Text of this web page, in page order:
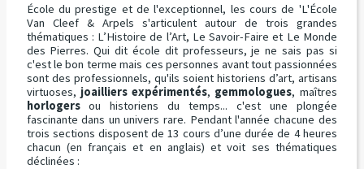
École du prestige et de l'exceptionnel, les cours de 'L'École
Van Cleef & Arpels s'articulent autour de trois grandes
thématiques : L’Histoire de l’Art, Le Savoir-Faire et Le Monde
des Pierres. Qui dit école dit professeurs, je ne sais pas si
c'est le bon terme mais ces personnes avant tout passionnées
sont des professionnels, qu'ils soient historiens d’art, artisans
virtuoses, joailliers expérimentés, gemmologues, maîtres
horlogersou historiens du temps... c'est une plongée
fascinante dans un univers rare. Pendant l'année chacune des
trois sections disposent de 13 cours d’une durée de 4 heures
chacun (en français et en anglais) et voit ses thématiques
déclinées :